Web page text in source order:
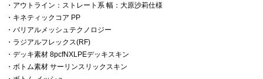
・アウトライン：ストレート系 幅：大原沙莉仕様
・キネティックコア PP
・バリアルメッシュテクノロジー
・ラジアルフレックス(RF)
・デッキ素材 8pcfNXLPEデッキスキン
・ボトム素材 サーリンスリックスキン